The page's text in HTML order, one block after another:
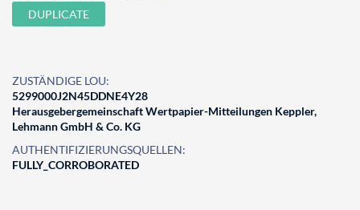
DUPLICATE
ZUSTÄNDIGE LOU:
5299000J2N45DDNE4Y28
Herausgebergemeinschaft Wertpapier-Mitteilungen Keppler,
Lehmann GmbH & Co. KG
AUTHENTIFIZIERUNGSQUELLEN:
FULLY_CORROBORATED